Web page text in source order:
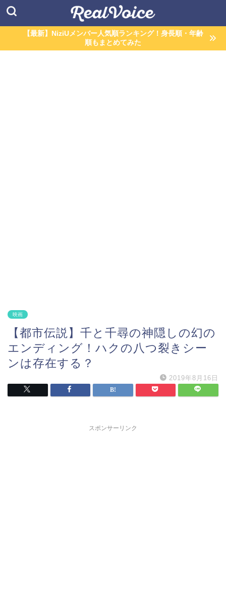
【最新】NiziUメンバー人気順ランキング！身長順・年齢
順もまとめてみた
映画
【都市伝説】千と千尋の神隠しの幻の
エンディング！ハクの八つ裂きシー
ンは存在する？
2019年8月16日
スポンサーリンク